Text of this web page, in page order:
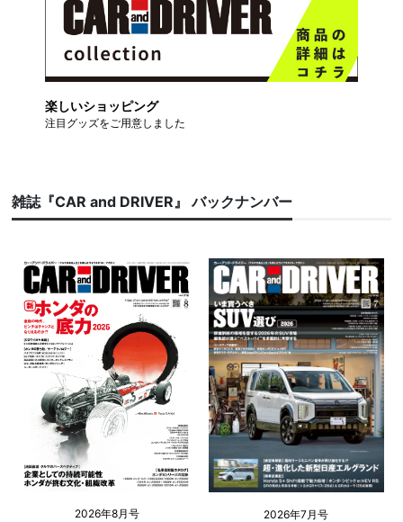
楽しいショッピング
注目グッズをご用意しました
雑誌『CAR and DRIVER』 バックナンバー
2026年8月号 2026年7月号